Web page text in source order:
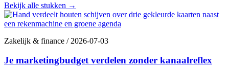
Bekijk alle stukken →
Zakelijk & finance /2026-07-03
Je marketingbudget verdelen zonder kanaalreflex